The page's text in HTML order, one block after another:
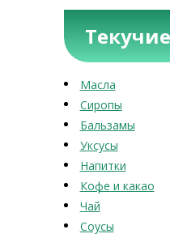
Масла
Сиропы
Бальзамы
Уксусы
Напитки
Кофе и какао
Чай
Соусы